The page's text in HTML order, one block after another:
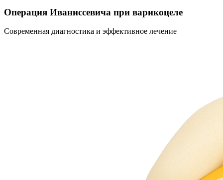
Операция Иваниссевича при варикоцеле
Современная диагностика и эффективное лечение